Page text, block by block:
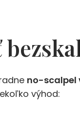
no-scalpel
výhod: